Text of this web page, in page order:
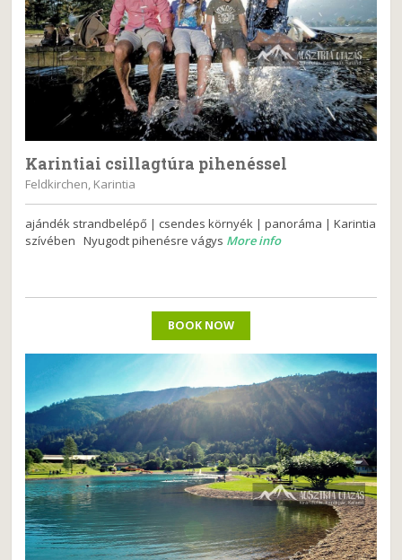
Karintiai csillagtúra pihenéssel
Feldkirchen, Karintia
ajándék strandbelépő | csendes környék | panoráma | Karintia
szívében Nyugodt pihenésre vágys More info
BOOK NOW